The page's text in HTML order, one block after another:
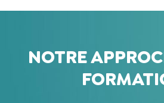
NOTRE